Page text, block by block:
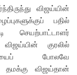
விஜய்யின்
பதில்
செயற்பாட்டாளர்
குரலில்
போலவே
தமக்கு விஜய்தான்